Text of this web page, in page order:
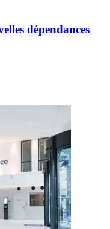
dépendances